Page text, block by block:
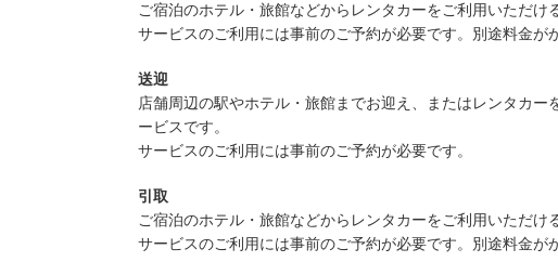
ご宿泊のホテル・旅館などからレンタカーをご利用いただけ
サービスのご利用には事前のご予約が必要です。別途料金が
送迎
店舗周辺の駅やホテル・旅館までお迎え、またはレンタカ
ービスです。
サービスのご利用には事前のご予約が必要です。
引取
ご宿泊のホテル・旅館などからレンタカーをご利用いただけ
サービスのご利用には事前のご予約が必要です。別途料金が